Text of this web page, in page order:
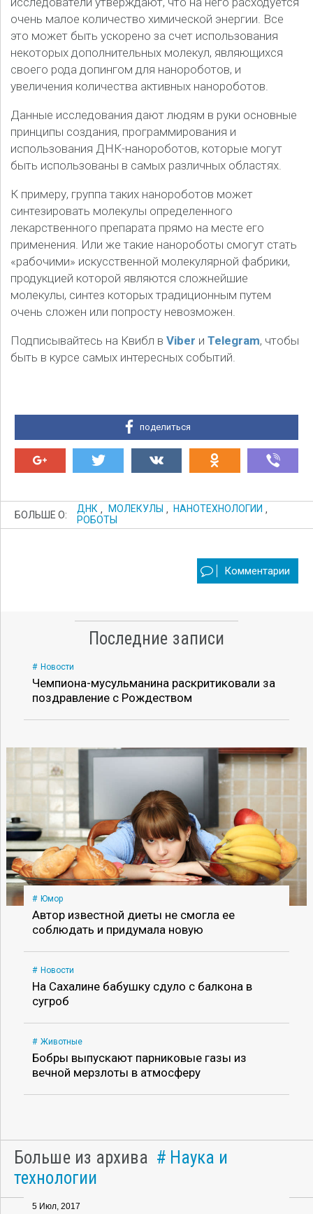
очень малое количество химической энергии. Все
это может быть ускорено за счет использования
некоторых дополнительных молекул, являющихся
своего рода допингом для нанороботов, и
увеличения количества активных нанороботов.
Данные исследования дают людям в руки основные
принципы создания, программирования и
использования ДНК-нанороботов, которые могут
быть использованы в самых различных областях.
К примеру, группа таких нанороботов может
синтезировать молекулы определенного
лекарственного препарата прямо на месте его
применения. Или же такие нанороботы смогут стать
«рабочими» искусственной молекулярной фабрики,
продукцией которой являются сложнейшие
молекулы, синтез которых традиционным путем
очень сложен или попросту невозможен.
Подписывайтесь на Квибл в Viber и Telegram, чтобы
быть в курсе самых интересных событий.
поделиться
БОЛЬШЕ О: ДНК , МОЛЕКУЛЫ , НАНОТЕХНОЛОГИИ ,
РОБОТЫ
Комментарии
Последние записи
Новости
Чемпиона-мусульманина раскритиковали за
поздравление с Рождеством
Юмор
Автор известной диеты не смогла ее
соблюдать и придумала новую
Новости
На Сахалине бабушку сдуло с балкона в
сугроб
Животные
Бобры выпускают парниковые газы из
вечной мерзлоты в атмосферу
Больше из архива
Наука и
технологии
5 Июл, 2017